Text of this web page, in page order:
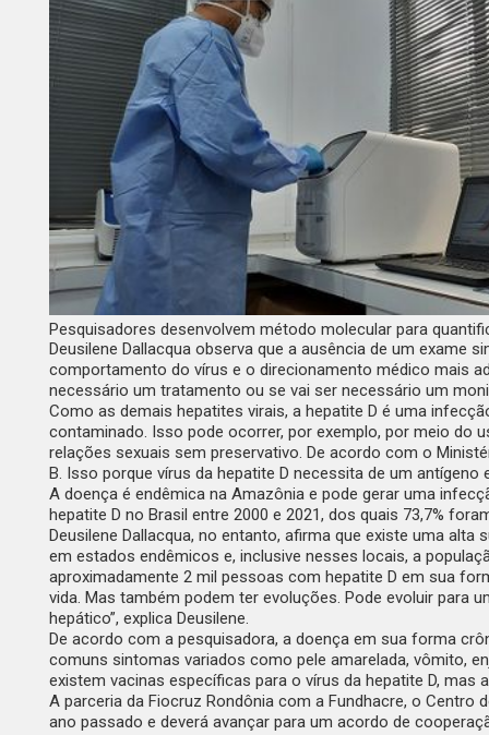
Pesquisadores desenvolvem método molecular para
Deusilene Dallacqua observa que a ausência de um
comportamento do vírus e o direcionamento médico mais
necessário um tratamento ou se vai ser necessário um
Como as demais hepatites virais, a hepatite D é uma
contaminado. Isso pode ocorrer, por exemplo, por meio do
relações sexuais sem preservativo. De acordo com o
B. Isso porque vírus da hepatite D necessita de um
A doença é endêmica na Amazônia e pode gerar uma
hepatite D no Brasil entre 2000 e 2021, dos quais 73,7%
Deusilene Dallacqua, no entanto, afirma que existe uma
em estados endêmicos e, inclusive nesses locais, a
aproximadamente 2 mil pessoas com hepatite D em sua
vida. Mas também podem ter evoluções. Pode evoluir para
hepático”, explica Deusilene.
De acordo com a pesquisadora, a doença em sua forma
comuns sintomas variados como pele amarelada, vômito,
existem vacinas específicas para o vírus da hepatite D,
A parceria da Fiocruz Rondônia com a Fundhacre, o
ano passado e deverá avançar para um acordo de